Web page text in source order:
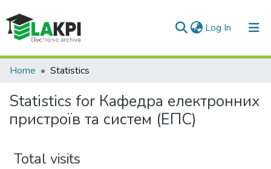
Log In (current)
Communities & Collections
All of DSpace
Home Statistics
Statistics for Кафедра електронних
пристроїв та систем (ЕПС)
Total visits